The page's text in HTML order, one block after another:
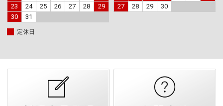
23
24 25 26 27 28
29
30
31
27
28 29 30
定休日